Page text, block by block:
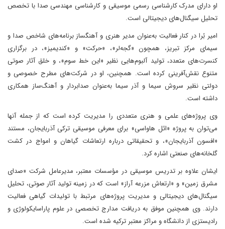
او دارای مدرک کارشناسی رسمی موسیقی و کارشناسی مهندسی صدا با تخصص
تحلیل سیگنال‌های دیجیتالی است.
امیر بُرا در کنار فعالیت به‌عنوان مدیر هنری و آهنگساز برنامه‌های شاخص صدا و
سیمای مرکز تبریز، همچون «گجه‌لر»، «حرکت» و «کندیمیز»، در برگزاری
کنسرت‌های متعدد، تولید آلبوم‌هایی نظیر «این خط سوم»، و خلق آثار صوتی
متنوع نقش‌آفرینی کرده است. همچنین، او در شرکت‌های مطرح خصوصی و
دولتی نظیر سروش سیما و آذر سیما به‌عنوان صدا‌بردار و آهنگ‌ساز همکاری
داشته است.
وی پروژه‌های علمی و هنری متعددی را مدیریت کرده است که از جمله آنها
می‌توان به پروژه «ائل هاواسی» برای معرفی موسیقی ترکی آذربایجان، مستند
«افسون آذربایجان»، و تحقیقاتی درباره ارتعاشات گیاهان و امواج در کشت
گلخانه‌های صنعتی اشاره کرد.
ایشان علاوه بر تدریس موسیقی در مؤسسات معتبر، مدیرعامل شرکت «صدای
مشرق زمین» و «ارتعاش مزرعه آراز» است که در زمینه تولید آثار صوتی، تحلیل
سیگنال‌های دیجیتالی و مدیریت پروژه‌های مرتبط با تولیدات گیاهی فعالیت
دارند. وی همچنین موفق به دریافت مدارج تخصصی در علوم پاراسایکولوژی و
رادیستزی از دانشگاه و مراکز معتبر ترکیه شده است.